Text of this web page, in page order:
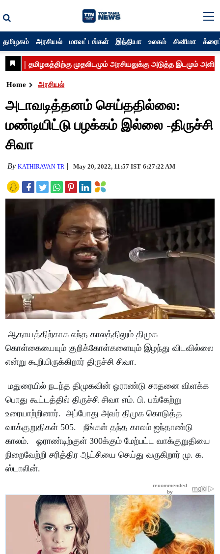
தமிழகம் அரசியல் மாவட்டங்கள் இந்தியா உலகம் சினிமா
Home அரசியல்
அடாவடித்தனம் செய்ததில்லை:
மண்டியிட்டு பழக்கம் இல்லை -திருச்சி
சிவா
ByKATHIRAVAN TR May 20, 2022, 11:57 IST 6:27:22 AM
ஆதாயத்திற்காக எந்த காலத்திலும் திமுக
கொள்கையையும் குறிக்கோள்களையும் இழந்து விடவில்லை
என்று கூறியிருக்கிறார் திருச்சி சிவா.
மதுரையில் நடந்த திமுகவின் ஓராண்டு சாதனை விளக்க
பொது கூட்டத்தில் திருச்சி சிவா எம். பி. பங்கேற்று
உரையாற்றினார். அப்போது அவர் திமுக கொடுத்த
வாக்குறுதிகள் 505. நீங்கள் தந்த காலம் ஐந்தாண்டு
காலம். ஓராண்டிற்குள் 300க்கும் மேற்பட்ட வாக்குறுதியை
நிறைவேற்றி சரித்திர ஆட்சியை செய்து வருகிறார் மு. க.
ஸ்டாலின்.